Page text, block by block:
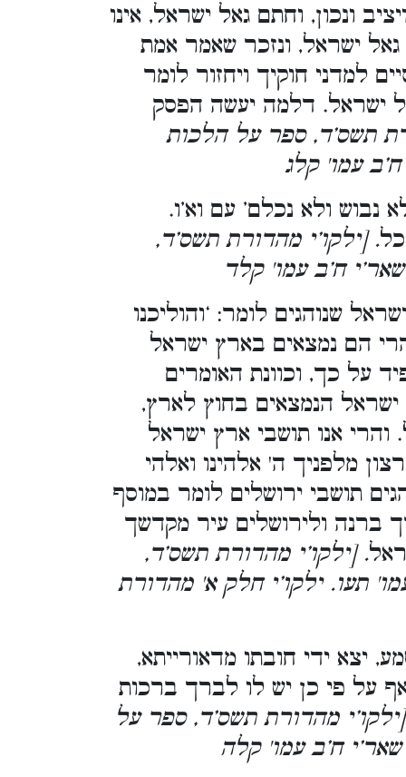
ונכון, וחתם גאל ישראל, אינו
ישראל, ונזכר שאמר אמת
למדני חוקיך ויחזור לומר
ישראל. דלמה יעשה הפסק
תשס’ד, ספר על הלכות
עמו' קלג
ולא נכלם’ עם וא’ו.
. [ילקו’י מהדורת תשס’ד,
ח’ב עמו' קלד
שנוהגים לומר: ‘והוליכנו
הם נמצאים בארץ ישראל
על כך, וכוונת האומרים
ישראל הנמצאים בחוץ לארץ,
אנו תושבי ארץ ישראל
מלפניך ה' אלהינו ואלהי
תושבי ירושלים לומר במוסף
ברנה ולירושלים עיר מקדשך
. [ילקו’י מהדורת תשס’ד,
תעו. ילקו’י חלק א' מהדורת
יצא ידי חובתו מדאורייתא,
על פי כן יש לו לברך ברכות
מהדורת תשס’ד, ספר על
ח’ב עמו' קלה